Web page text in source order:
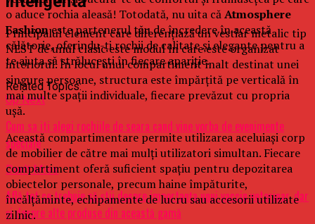
o aduce rochia aleasă! Totodată, nu uita căAtmosphere
Fashioneste partenerul tău de încredere în această
călătorie, oferindu-ți rochii de calitate și elegante pentru a
te ajuta să strălucești în fiecare apariție.
Related Topics:
Up Next
Cum sa iti alegi rochiile de seara cand vine vorba de evenimente
speciale
Don't Miss
Află tot ce trebuie să știi despre importanța unui vaccin veterinar, dar
și despre alte produse din această gamă
Principalul element care diferențiază un vestiar metalic tip
NEST de unul clasic este modul în care este organizat
interiorul. În locul unui compartiment înalt destinat unei
singure persoane, structura este împărțită pe verticală în
mai multe spații individuale, fiecare prevăzut cu propria
ușă.
Această compartimentare permite utilizarea aceluiași corp
de mobilier de către mai mulți utilizatori simultan. Fiecare
compartiment oferă suficient spațiu pentru depozitarea
obiectelor personale, precum haine împăturite,
încălțăminte, echipamente de lucru sau accesorii utilizate
zilnic.